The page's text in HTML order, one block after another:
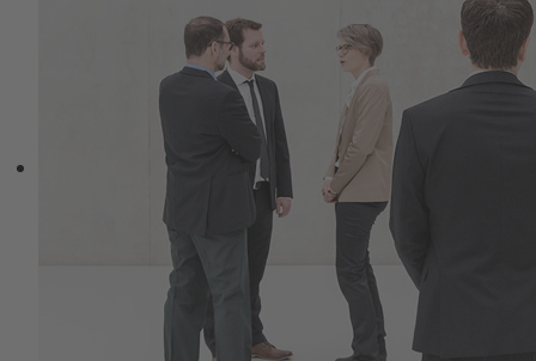
fundamental Entsprechende (den
Erwartungen der Eltern und anderer
Gruppen gegenüber) und stehen unser
Leben lang in einem bestenfalls kreativen
bis dysfunktionalen Spannungsverhältnis
zwischen Entsprechung, Hingabe,
Kooperation bis Selbstaufgabe,
Fremdsteuerung und “Hörigkeit” und dem
Gegenpol der Autonomie, der
Selbstakzeptanz und Selbstliebe.